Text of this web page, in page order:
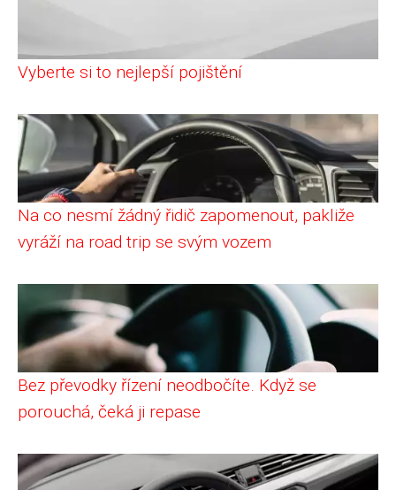
Vyberte si to nejlepší pojištění
Na co nesmí žádný řidič zapomenout, pakliže
vyráží na road trip se svým vozem
Bez převodky řízení neodbočíte. Když se
porouchá, čeká ji repase